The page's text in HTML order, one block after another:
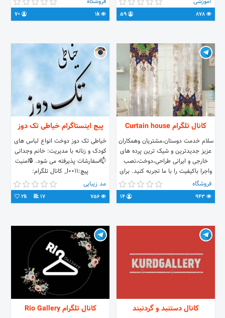
مختلف جهت سفارش و پیگیری با شماره
موبایل زیر در تماس باشید
1k
کانال تلگرام Curtain house
سلام خدمت دوستان،مشتریان وهمکاران
عزیز جدیدترین و شیک ترین پرده های
خارجی و ایرانی طراحی،دوخت،نصب
واجرا باکیفیت را با ما تجربه کنید. برای
سفارشات به ایدی ادمین مراجعه کنید.
Id:@moriaref72 لینک روبه اشتراک
بگذارید.باتشکر(حسنی)
فروشگاه
پیج اینستاگرام خیاطی تک دوز
خیاطی تک دوز دوخت انواع لباس های
کودک و زنانه با مدیریت: خانم وجدانی
📫سفارشات پذیرفته می شود. 🔒امنیت
پیچ:l0011_ کانال تلگرام:
مد زیبایی
17
2k
کانال دستنبد و گردنبند کانال تلگرام Rio Gallery